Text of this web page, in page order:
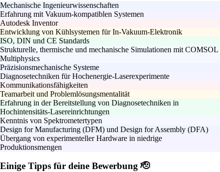
Mechanische Ingenieurwissenschaften
Erfahrung mit Vakuum-kompatiblen Systemen
Autodesk Inventor
Entwicklung von Kühlsystemen für In-Vakuum-Elektronik
ISO, DIN und CE Standards
Strukturelle, thermische und mechanische Simulationen mit COMSOL
Multiphysics
Präzisionsmechanische Systeme
Diagnosetechniken für Hochenergie-Laserexperimente
Kommunikationsfähigkeiten
Teamarbeit und Problemlösungsmentalität
Erfahrung in der Bereitstellung von Diagnosetechniken in
Hochintensitäts-Lasereinrichtungen
Kenntnis von Spektrometertypen
Design for Manufacturing (DFM) und Design for Assembly (DFA)
Übergang von experimenteller Hardware in niedrige
Produktionsmengen
Einige Tipps für deine Bewerbung 🫡